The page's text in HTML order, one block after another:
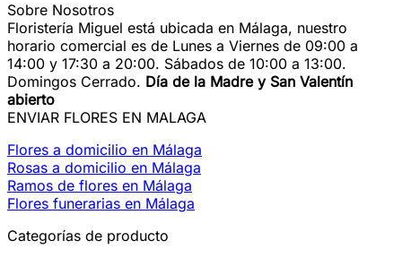
Sobre Nosotros
Floristería Miguel está ubicada en Málaga, nuestro
horario comercial es de Lunes a Viernes de 09:00 a
14:00 y 17:30 a 20:00. Sábados de 10:00 a 13:00.
Domingos Cerrado. Día de la Madre y San Valentín
abierto
ENVIAR FLORES EN MALAGA
Flores a domicilio en Málaga
Rosas a domicilio en Málaga
Ramos de flores en Málaga
Flores funerarias en Málaga
Categorías de producto